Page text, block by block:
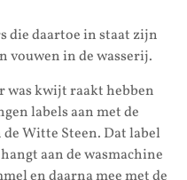
die daartoe in staat zijn
vouwen in de wasserij.
was kwijt raakt hebben
labels aan met de
Witte Steen. Dat label
aan de wasmachine